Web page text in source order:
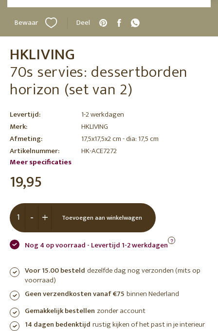
Bewaar Deel
HKLIVING
70s servies: dessertborden
horizon (set van 2)
Levertijd:
1-2 werkdagen
Merk:
HKLIVING
Afmeting:
17,5x17,5x2 cm - dia: 17,5 cm
Artikelnummer:
HK-ACE7272
Meer specificaties
19,95
+
- Toevoegen aan winkelwagen
Nog 4 op voorraad - Levertijd 1-2 werkdagen ?
Voor 15.00 besteld dezelfde dag nog verzonden (mits op
voorraad)
Geen verzendkosten vanaf €75 binnen Nederland
Gemakkelijk bestellen zonder account
14 dagen bedenktijd rustig kijken of het past in je interieur